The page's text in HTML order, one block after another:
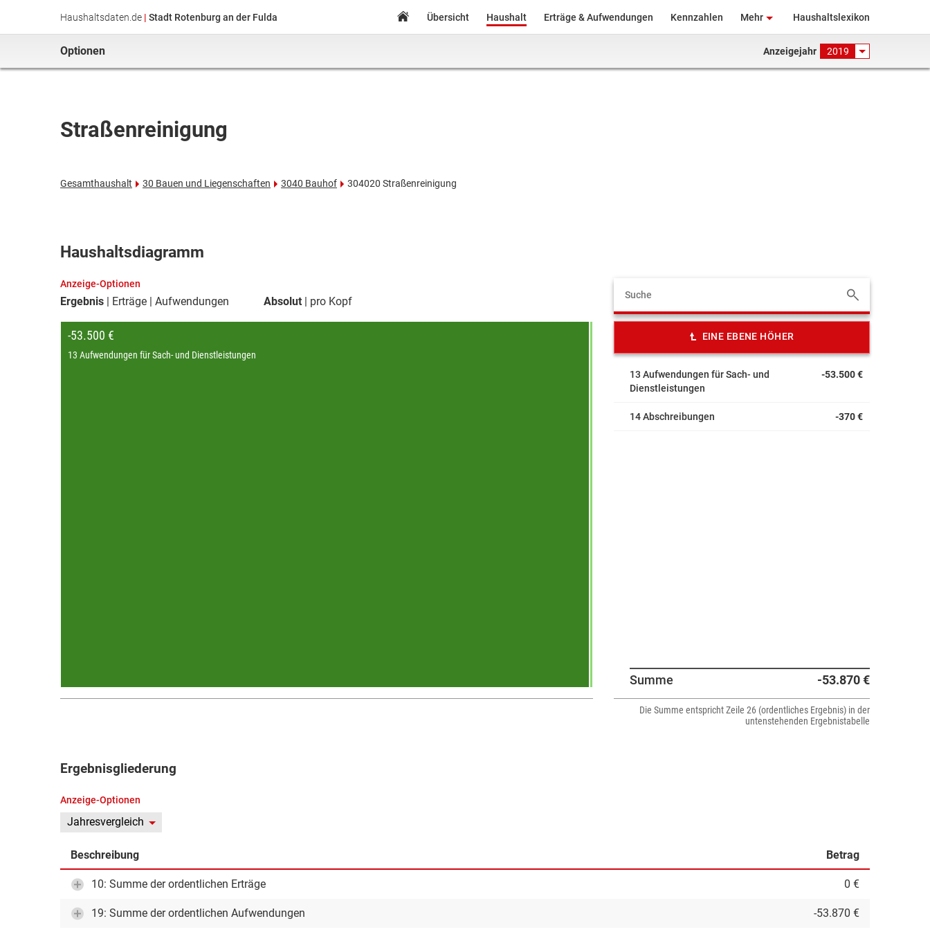
Haushaltsdaten.de | Stadt Rotenburg an der Fulda Übersicht Haushalt Erträge & Aufwendungen Kennzahlen Mehr Haushaltslexikon
Optionen Anzeigejahr 2019
Straßenreinigung
Gesamthaushalt 30 Bauen und Liegenschaften 3040 Bauhof 304020 Straßenreinigung
Haushaltsdiagramm
Anzeige-Optionen
Ergebnis Erträge Aufwendungen Absolut pro Kopf
-53.500 €
13 Aufwendungen für Sach- und Dienstleistungen
EINE EBENE HÖHER
13 Aufwendungen für Sach- und
Dienstleistungen
-53.500 €
14 Abschreibungen -370 €
Summe -53.870 €
Die Summe entspricht Zeile 26 (ordentliches Ergebnis) in der
untenstehenden Ergebnistabelle
Ergebnisgliederung
Anzeige-Optionen
Jahresvergleich
Beschreibung Betrag
10: Summe der ordentlichen Erträge 0 €
19: Summe der ordentlichen Aufwendungen -53.870 €